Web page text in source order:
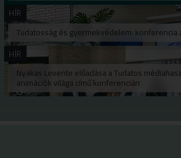
HÍR
Tudatosság és gyermekvédelem: konferencia
HÍR
Nyakas Levente előadása a Tudatos
animációk világa című konferencián